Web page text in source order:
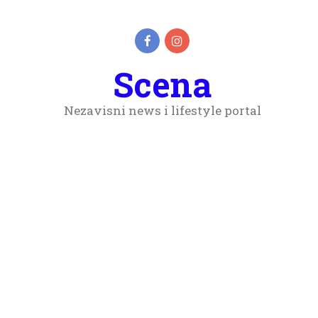
Scena
Nezavisni news i lifestyle portal